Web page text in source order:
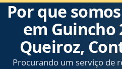
Por que
em Guincho
Queiroz,
Procurando um serviço de